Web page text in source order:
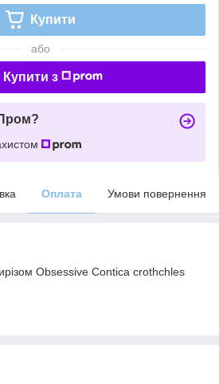
Купити
або
Купити з
Оплата Умови повернення
Obsessive Contica crothchles